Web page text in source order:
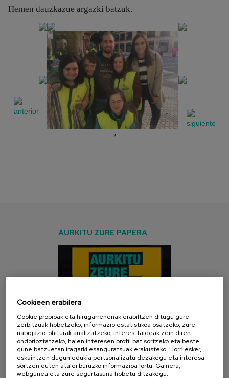
Hemen dauzkazue argazki batzuk.
2
AURKITU ZURE PAPERA
AZKEN KANPAINA
Cookieen erabilera
Cookie propioak eta hirugarrenenak erabiltzen ditugu gure
zerbitzuak hobetzeko, informazio estatistikoa osatzeko, zure
nabigazio-ohiturak analizatzeko, interes-taldeak zein diren
ondorioztatzeko, haien interesen profil bat sortzeko eta beste
gune batzuetan iragarki esanguratsuak erakusteko. Horri esker,
eskaintzen dugun edukia pertsonalizatu dezakegu eta interesa
sortzen duten atalei buruzko informazioa lortu. Gainera,
webgunea eta zure segurtasuna hobetu ditzakegu.